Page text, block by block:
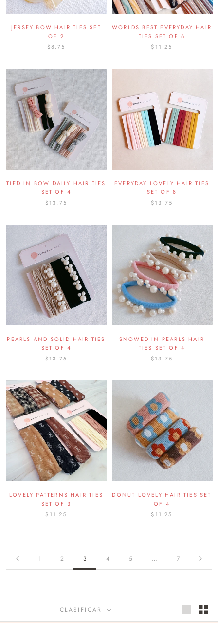
JERSEY BOW HAIR TIES SET
OF 2
$8.75
WORLDS BEST EVERYDAY HAIR
TIES SET OF 6
$11.25
TIED IN BOW DAILY HAIR TIES
SET OF 4
$13.75
EVERYDAY LOVELY HAIR TIES
SET OF 8
$13.75
PEARLS AND SOLID HAIR TIES
SET OF 4
$13.75
SNOWED IN PEARLS HAIR
TIES SET OF 4
$13.75
LOVELY PATTERNS HAIR TIES
SET OF 3
$11.25
DONUT LOVELY HAIR TIES SET
OF 4
$11.25
1 2 3 4 5 … 7
CLASIFICAR